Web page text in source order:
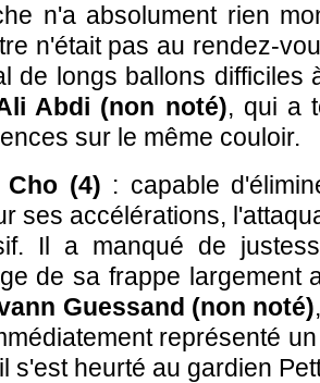
n'a absolument rien
n'était pas au rendez-
de longs ballons difficiles
Abdi (non noté), qui a
sur le même couloir.
Cho (4) : capable
ses accélérations,
Il a manqué de
de sa frappe largement
Guessand (non noté)
représenté
s'est heurté au gardien